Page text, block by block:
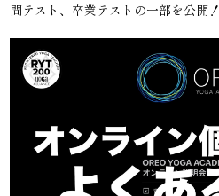
間テスト、卒業テストの一部を公開！